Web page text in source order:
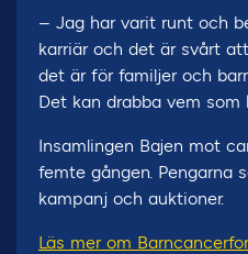
– Jag har varit runt och
karriär och det är svårt
det är för familjer och
Det kan drabba vem som
Insamlingen Bajen mot
femte gången. Pengarna
kampanj och auktioner.
Läs mer om